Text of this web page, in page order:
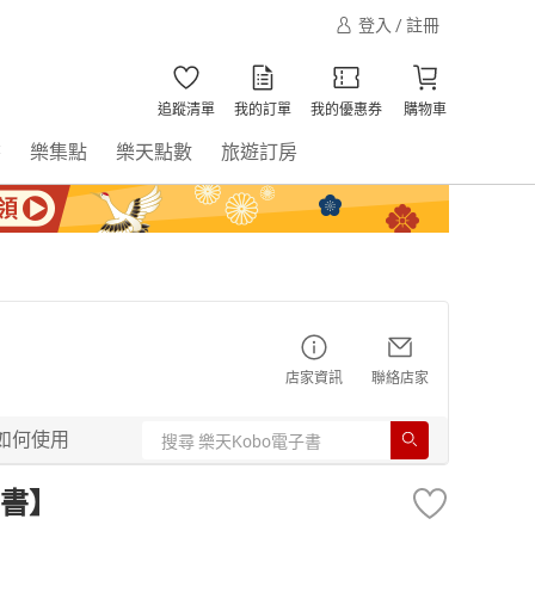
登入 / 註冊
追蹤清單 我的訂單 我的優惠券 購物車
樂集點 樂天點數 旅遊訂房
店家資訊 聯絡店家
何使用
】